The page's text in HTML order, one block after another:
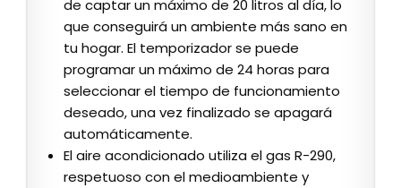
de captar un máximo de 20 litros al día, lo
que conseguirá un ambiente más sano en
tu hogar. El temporizador se puede
programar un máximo de 24 horas para
seleccionar el tiempo de funcionamiento
deseado, una vez finalizado se apagará
automáticamente.
El aire acondicionado utiliza el gas R-290,
respetuoso con el medioambiente y